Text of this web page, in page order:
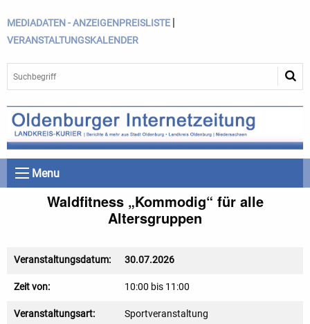
MEDIADATEN - ANZEIGENPREISLISTE |
VERANSTALTUNGSKALENDER
Menu
Waldfitness „Kommodig“ für alle
Altersgruppen
Veranstaltungsdatum: 30.07.2026
Zeit von: 10:00 bis 11:00
Veranstaltungsart: Sportveranstaltung